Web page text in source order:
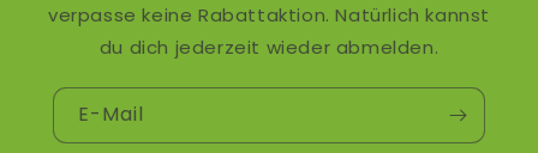
verpasse keine Rabattaktion. Natürlich kannst
du dich jederzeit wieder abmelden.
E-Mail